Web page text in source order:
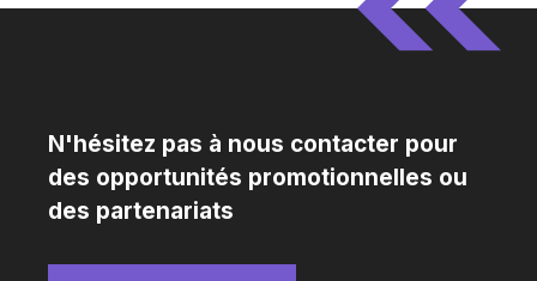
N'hésitez pas à nous contacter pour
des opportunités promotionnelles ou
des partenariats